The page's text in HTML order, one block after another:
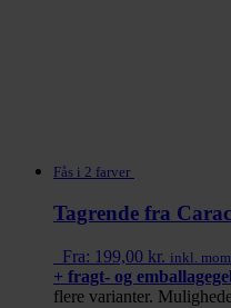
Fås i 2 farver
Tagrende fra
Fra: 199,00 kr. inkl.
+ fragt- og
flere varianter.